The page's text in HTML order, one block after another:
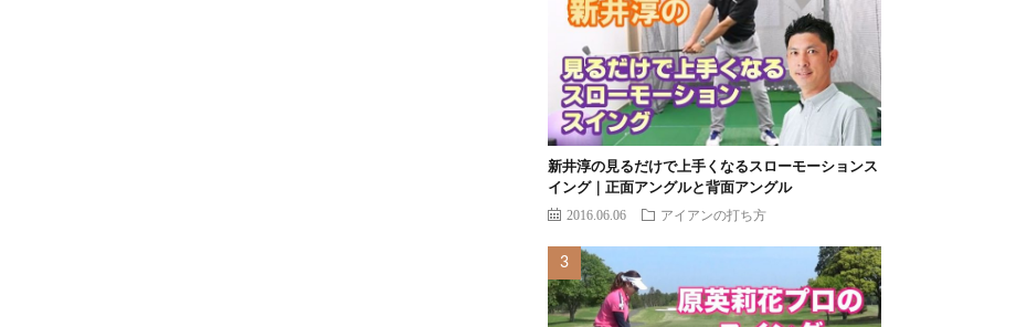
新井淳の見るだけで上手くなるスローモーションス
イング｜正面アングルと背面アングル
2016.06.06 アイアンの打ち方